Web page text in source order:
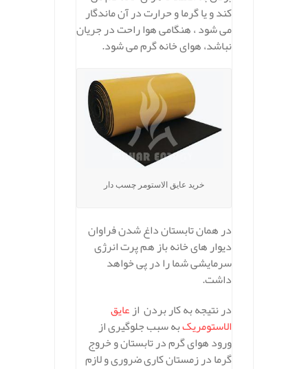
کند و یا گرما و حرارت در آن ماندگار
می شود ، هنگامی هوا راحت در جریان
نباشد، هوای خانه گرم می شود.
خرید عایق الاستومر چسب دار
در همان تابستان داغ شدن فراوان
دیوار های خانه باز هم پرت انرژی
سرمایشی شما را در پی خواهد
داشت.
در نتیجه به کار بردن ازعایق
الاستومریکبه سبب جلوگیری از
ورود هوای گرم در تابستان و خروج
گرما در زمستان کاری ضروری و لازم